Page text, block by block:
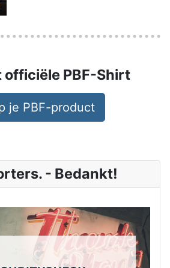
officiële PBF-Shirt
je PBF-product
- Bedankt!